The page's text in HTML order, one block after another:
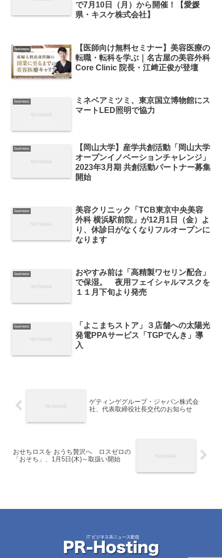
で7月10日（月）から開催！【愛媛
県・キスケ株式会社】
business
【医師向け無料セミナー】美容医療の
転職・転科を学ぶ｜名古屋の美容外科
Core Clinic 院長・江﨑正俊が登壇
business
ミネベアミツミ、東京国立博物館にス
マートLED照明で協力
business
【岡山大学】産学共創活動「岡山大学
オープンイノベーションチャレンジ」
2023年3月期 共創活動パートナー募集
開始
business
美容クリニック「TCB東京中央美容
外科 横浜駅前院」が12⽉1⽇（金）よ
り、休診日がなくなりフルオープンに
なります
business
おやすみ前は「高精製ワセリン配合」
で保湿。 夜用フェイシャルマスクを
１１月下旬より発売
business
「よこまちストア」３店舗への太陽光
発電PPAサービス「TGPでんき」導
入
ゲティンゲグループ・ジャパン株式会
社、代表取締役社長交代のお知らせ
おせちロスを おうち贅沢へ ロスゼロの
「おそち」、1月5日(木)～取扱い開始